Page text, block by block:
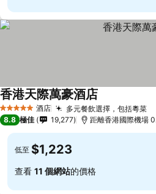
5 星級 酒店 多元餐飲選擇，包括粵菜
香港天際萬豪酒店
8.8 極佳 19,277 距離香港國際機場
低至 $1,223
查看 11 個網站的價格